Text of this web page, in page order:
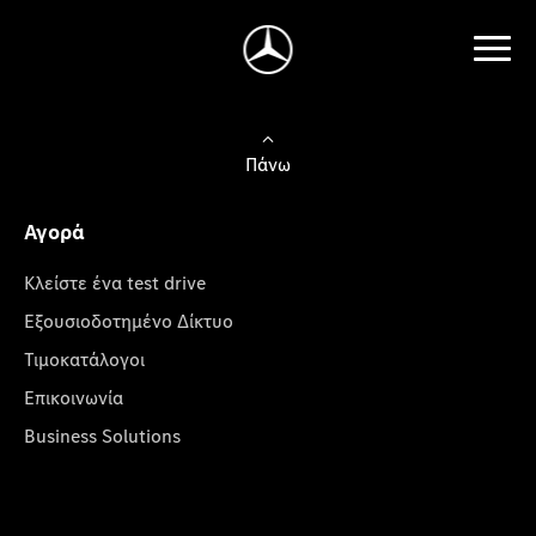
Πάνω
Αγορά
Κλείστε ένα test drive
Εξουσιοδοτημένο Δίκτυο
Τιμοκατάλογοι
Επικοινωνία
Business Solutions